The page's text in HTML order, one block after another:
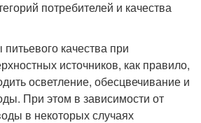
потребителей и качества
качества при
источников, как правило,
осветление, обесцвечивание и
При этом в зависимости от
в некоторых случаях